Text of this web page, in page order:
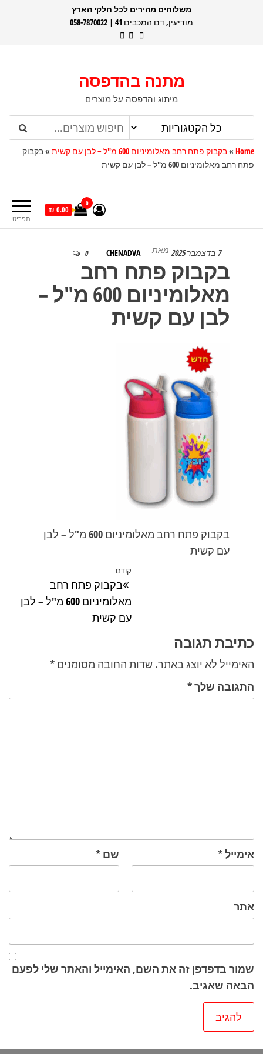
משלוחים מהירים לכל חלקי הארץ
מודיעין, דם המכבים 41 | 058-7870022
מתנה בהדפסה
מיתוג והדפסה על מוצרים
Home
»בקבוק פתח רחב מאלומיניום 600 מ"ל – לבן עם קשית »בקבוק
פתח רחב מאלומיניום 600 מ"ל – לבן עם קשית
תפריט
0
0.00 ₪
7 בדצמבר 2025 מאת CHENADVA
0
בקבוק פתח רחב
מאלומיניום 600 מ"ל –
לבן עם קשית
בקבוק פתח רחב מאלומיניום 600 מ"ל – לבן
עם קשית
הפוסט
הקודם
קודם
בקבוק פתח רחב
מאלומיניום 600 מ"ל – לבן
עם קשית
כתיבת תגובה
האימייל לא יוצג באתר. שדות החובה מסומנים *
התגובה שלך*
שם * אימייל*
אתר
שמור בדפדפן זה את השם, האימייל והאתר שלי לפעם
הבאה שאגיב.